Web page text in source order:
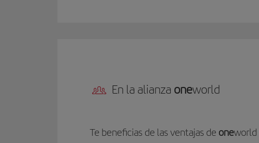
En la alianza oneworld
Te beneficias de las ventajas de oneworld